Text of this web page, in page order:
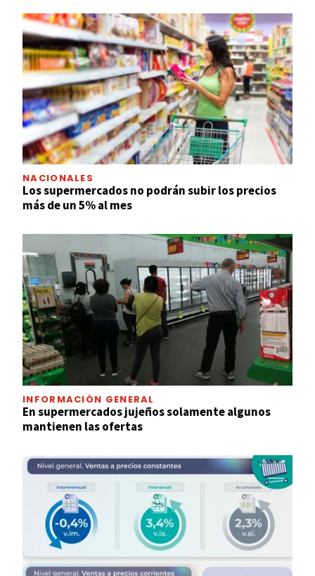
NACIONALES
Los supermercados no podrán subir los precios
más de un 5% al mes
INFORMACIÓN GENERAL
En supermercados jujeños solamente algunos
mantienen las ofertas